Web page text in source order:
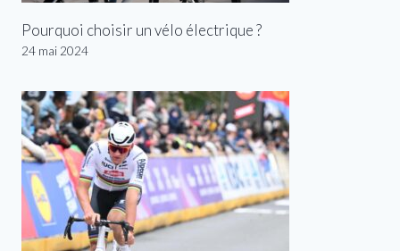
Pourquoi choisir un vélo électrique ?
24 mai 2024